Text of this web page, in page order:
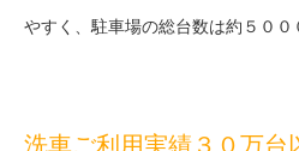
やすく、駐車場の総台数は約５００
洗車ご利用実績３０万台